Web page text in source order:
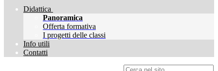
Didattica
Panoramica
Offerta formativa
I progetti delle classi
Info utili
Contatti